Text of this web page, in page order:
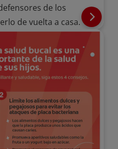
de los
de vuelta a casa.